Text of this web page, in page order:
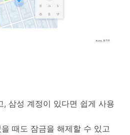
, 삼성 계정이 있다면 쉽게 사용
때도 잠금을 해제할 수 있고